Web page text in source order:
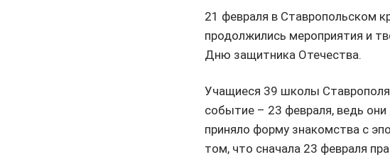
21 февраля в Ставропольском
продолжились мероприятия и
Дню защитника Отечества.
Учащиеся 39 школы Ставрополя
событие – 23 февраля, ведь
приняло форму знакомства с
том, что сначала 23 февраля